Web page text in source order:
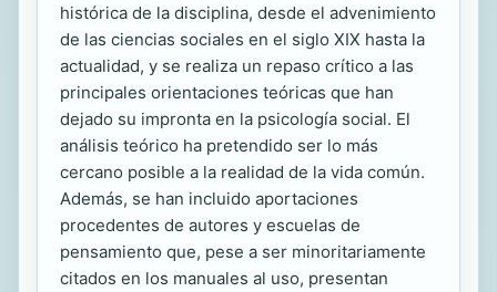
histórica de la disciplina, desde el advenimiento
de las ciencias sociales en el siglo XIX hasta la
actualidad, y se realiza un repaso crítico a las
principales orientaciones teóricas que han
dejado su impronta en la psicología social. El
análisis teórico ha pretendido ser lo más
cercano posible a la realidad de la vida común.
Además, se han incluido aportaciones
procedentes de autores y escuelas de
pensamiento que, pese a ser minoritariamente
citados en los manuales al uso, presentan